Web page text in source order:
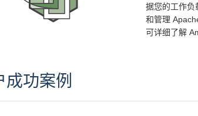
据您的工作负
和管理
可详细了解
成功案例